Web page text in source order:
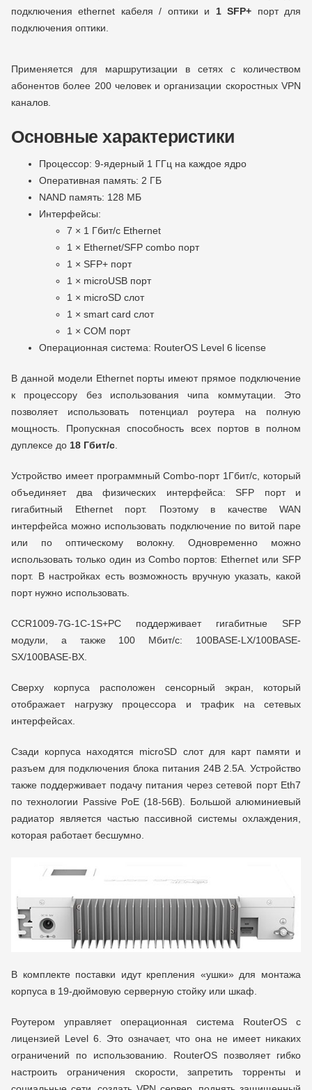
подключения ethernet кабеля / оптики и 1 SFP+ порт для
подключения оптики.
Применяется для маршрутизации в сетях с количеством
абонентов более 200 человек и организации скоростных VPN
каналов.
Основные характеристики
Процессор: 9-ядерный 1 ГГц на каждое ядро
Оперативная память: 2 ГБ
NAND память: 128 MБ
Интерфейсы:
7 × 1 Гбит/с Ethernet
1 × Ethernet/SFP combo порт
1 × SFP+ порт
1 × microUSB порт
1 × microSD слот
1 × smart card слот
1 × COM порт
Операционная система: RouterOS Level 6 license
В данной модели Ethernet порты имеют прямое подключение
к процессору без использования чипа коммутации. Это
позволяет использовать потенциал роутера на полную
мощность. Пропускная способность всех портов в полном
дуплексе до 18 Гбит/с
Устройство имеет программный Combo-порт 1Гбит/с, который
объединяет два физических интерфейса: SFP порт и
гигабитный Ethernet порт. Поэтому в качестве WAN
интерфейса можно использовать подключение по витой паре
или по оптическому волокну. Одновременно можно
использовать только один из Combo портов: Ethernet или SFP
порт. В настройках есть возможность вручную указать, какой
порт нужно использовать.
CCR1009-7G-1C-1S+PC поддерживает гигабитные SFP
модули, а также 100 Мбит/с: 100BASE-LX/100BASE-
SX/100BASE-BX.
Сверху корпуса расположен сенсорный экран, который
отображает нагрузку процессора и трафик на сетевых
интерфейсах.
Сзади корпуса находятся microSD слот для карт памяти и
разъем для подключения блока питания 24В 2.5A. Устройство
также поддерживает подачу питания через сетевой порт Eth7
по технологии Passive PoE (18-56В). Большой алюминиевый
радиатор является частью пассивной системы охлаждения,
которая работает бесшумно.
В комплекте поставки идут крепления «ушки» для монтажа
корпуса в 19-дюймовую серверную стойку или шкаф.
Роутером управляет операционная система RouterOS с
лицензией Level 6. Это означает, что она не имеет никаких
ограничений по использованию. RouterOS позволяет гибко
настроить ограничения скорости, запретить торренты и